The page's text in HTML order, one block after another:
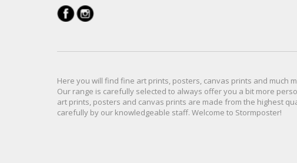
Here you will find fine art prints, posters, canvas prints and much
Our range is carefully selected to always offer you a bit more
art prints, posters and canvas prints are made from the highest
carefully by our knowledgeable staff. Welcome to Stormposter!